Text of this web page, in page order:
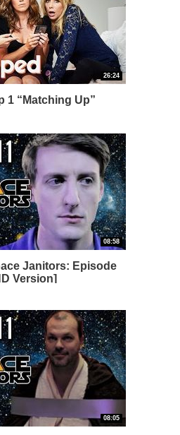
26:24
1 “Matching Up”
08:58
Janitors: Episode
Version]
08:05